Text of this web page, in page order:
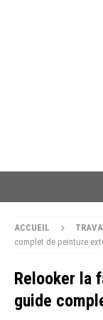
ACCUEIL
complet de peinture
Relooker la
guide